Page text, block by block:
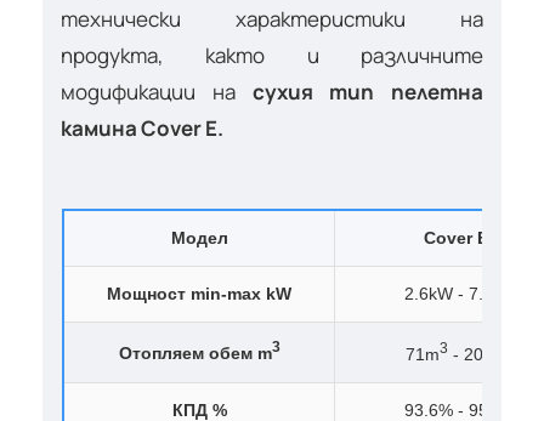
технически характеристики на
продукта, както и различните
модификации на сухия тип пелетна
каминаCover E.
Модел Cover E8
Мощност min-max kW 2.6kW - 7.6kW
Отопляем обем m3 71m3 - 202m
КПД % 93.6% - 95.6%